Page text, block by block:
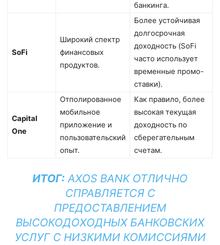
банкинга.
SoFi
Широкий спектр
финансовых
продуктов.
Более устойчивая
долгосрочная
доходность (SoFi
часто использует
временные промо-
ставки).
Capital
One
Отполированное
мобильное
приложение и
пользовательский
опыт.
Как правило, более
высокая текущая
доходность по
сберегательным
счетам.
ИТОГ: AXOS BANK ОТЛИЧНО
СПРАВЛЯЕТСЯ С
ПРЕДОСТАВЛЕНИЕМ
ВЫСОКОДОХОДНЫХ БАНКОВСКИХ
УСЛУГ С НИЗКИМИ КОМИССИЯМИ